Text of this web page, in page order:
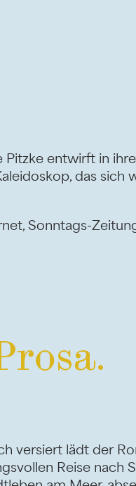
Pitzke entwirft in
das sich
Sonntags-
versiert lädt der
Reise nach